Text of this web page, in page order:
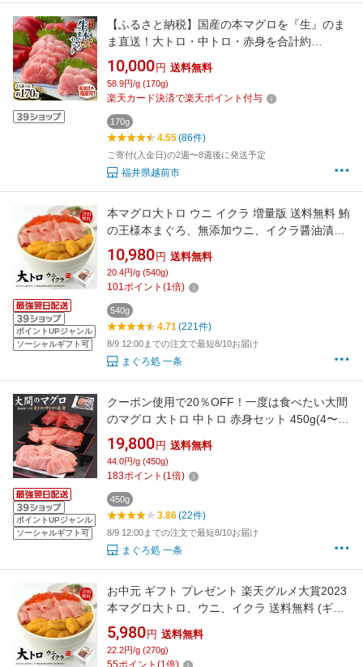
【ふるさと納税】国産の本マグロを『生』のま
ま直送！大トロ・中トロ・赤身を合計約
170g(約50g/約50g/約70g)でお届け【指定日着
可】（18209）発送時期が選べる 1月・2月は順
次配送
10,000 円 送料無料
58.9円/g (170g)
楽天カード決済で楽天ポイント付与
170g
4.55(86件)
ご寄付(入金日)の2週〜8週後に発送予定
福井県越前市
ポイントUPジャンル
ソーシャルギフト可
本マグロ大トロ ウニ イクラ 増量版 送料無料 鮪
の王様本まぐろ、無添加ウニ、イクラ醤油漬け
（お中元 敬老の日 刺身 海鮮丼 手巻き寿司 ギフ
ト プレゼント 高級）《not-ks1》〈ks1〉om22
[[大トロ海鮮セット-2p]
10,980 円 送料無料
20.4円/g (540g)
101ポイント (1倍)
540g
4.71(221件)
8/9 12:00までの注文で最短8/10お届け
まぐろ処 一条
ポイントUPジャンル
ソーシャルギフト可
クーポン使用で20％OFF！一度は食べたい大間
のマグロ 大トロ 中トロ 赤身セット 450g(4〜5
人前) 自然解凍 送料無料（ギフト プレゼント
父の日 お中元 敬老の日 2026 刺身 海鮮丼 御祝
高級 oss）《dbf-om6》〈om1〉[[大間産本鮪_
19,800 円 送料無料
44.0円/g (450g)
183ポイント (1倍)
450g
3.86(22件)
8/9 12:00までの注文で最短8/10お届け
まぐろ処 一条
お中元 ギフト プレゼント 楽天グルメ大賞2023
本マグロ大トロ、ウニ、イクラ 送料無料 (ギフ
ト プレゼント 父の日 敬老の日 2026 食べ物 刺
身 海鮮丼 手巻き寿司 福袋 高級 詰め合わせ)
《not-ks1》om22〈ks1〉[[大トロ海鮮セット]
5,980 円 送料無料
22.2円/g (270g)